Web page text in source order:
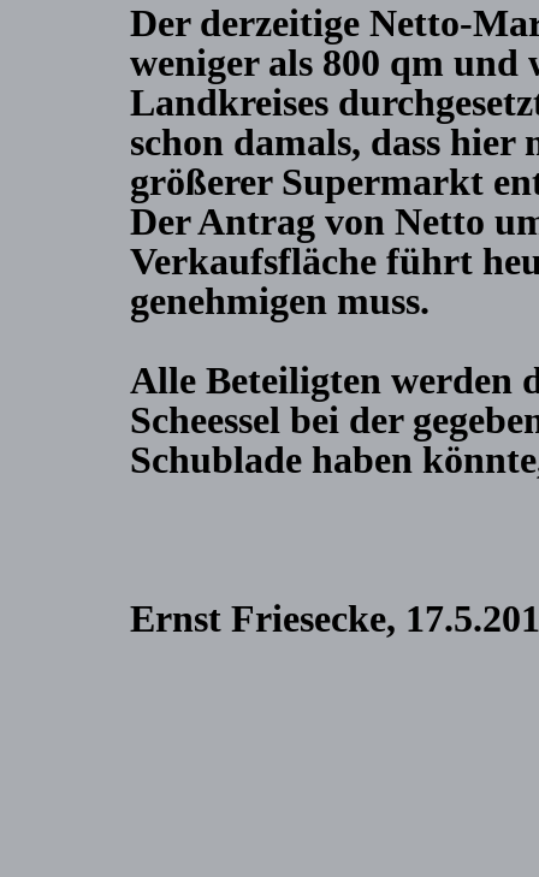
Der derzeitige Netto-
weniger als 800 qm und
Landkreises
schon damals, dass
größerer Supermarkt
Der Antrag von Netto
Verkaufsfläche führt
genehmigen muss.
Alle Beteiligten werden
Scheessel bei der
Schublade haben
Ernst Friesecke,